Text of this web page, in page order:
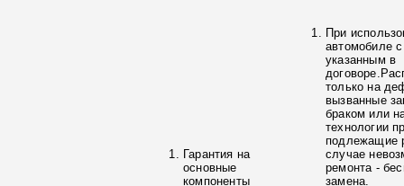
Гарантия на
основные
компоненты
При
автомобиле
указанным в
только на
вызванные
браком или
технологии
подлежащие
случае
ремонта -
замена.